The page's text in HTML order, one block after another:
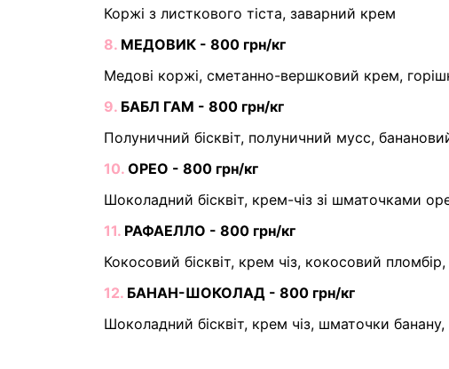
Коржі з листкового тіста, заварний крем
8. МЕДОВИК - 800 грн/кг
Медові коржі, сметанно-вершковий крем,
9. БАБЛ ГАМ - 800 грн/кг
Полуничний бісквіт, полуничний мусс,
10. ОРЕО - 800 грн/кг
Шоколадний бісквіт, крем-чіз зі шматочками
11. РАФАЕЛЛО - 800 грн/кг
Кокосовий бісквіт, крем чіз, кокосовий
12. БАНАН-ШОКОЛАД - 800 грн/кг
Шоколадний бісквіт, крем чіз, шматочки